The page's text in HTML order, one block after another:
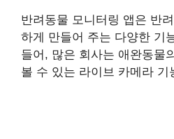
반려동물 모니터링 앱은 반
하게 만들어 주는 다양한 기
들어, 많은 회사는 애완동물
볼 수 있는 라이브 카메라 기